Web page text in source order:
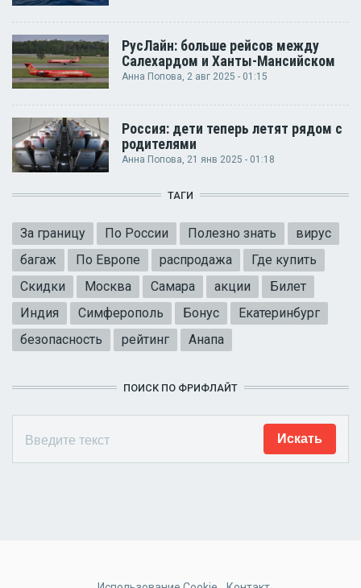
РусЛайн: больше рейсов между
Салехардом и Ханты-Мансийском
Анна Попова , 2 авг 2025 - 01:15
Россия: дети теперь летят рядом с
родителями
Анна Попова, 21 янв 2025 - 01:18
ТАГИ
За границу По России Полезно знать
вирус
багаж
По Европе распродажа
Где купить
Скидки
Москва Самара акции
Билет
Индия
Симферополь Бонус
Екатеринбург
безопасность
рейтинг Анапа
ПОИСК ПО ФРИФЛАЙТ